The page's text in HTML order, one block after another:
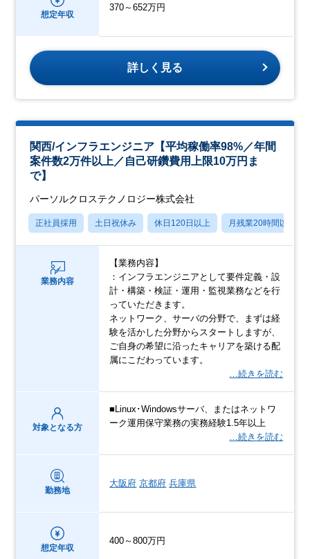
想定年収
370～652万円
詳しく見る
関西/インフラエンジニア【平均稼働率98%／年間
案件数2万件以上／自己研鑽費用上限10万円ま
で】
パーソルクロステクノロジー株式会社
正社員採用 土日祝休み 休日120日以上 月残業20時間以内
業務内容
【業務内容】
：インフラエンジニアとして要件定義・設
計・構築・検証・運用・監視業務などを行
っていただきます。
ネットワーク、サーバの分野で、まずは経
験を活かした分野からスタートしますが、
ご自身の希望に沿ったキャリアを築ける配
属にこだわっています。
…続きを読む
対象となる方
■Linux･Windowsサーバ、またはネットワ
ーク運用保守業務の実務経験1.5年以上
…続きを読む
勤務地
大阪府 京都府 兵庫県
想定年収
400～800万円